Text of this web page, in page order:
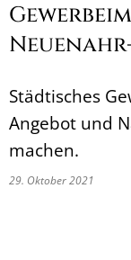
Städtisches
Angebot und
machen.
29. Oktober 2021